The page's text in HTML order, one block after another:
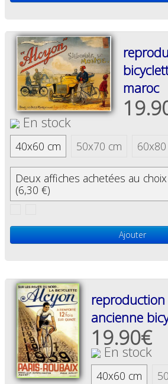
maroc
En stock
40x60 cm 50x70 cm
Deux affiches achetées au choix
(6,30 €)
Ajouter
ancienne
19.90€
En stock
40x60 cm